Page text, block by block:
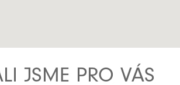
JSME PRO VÁS